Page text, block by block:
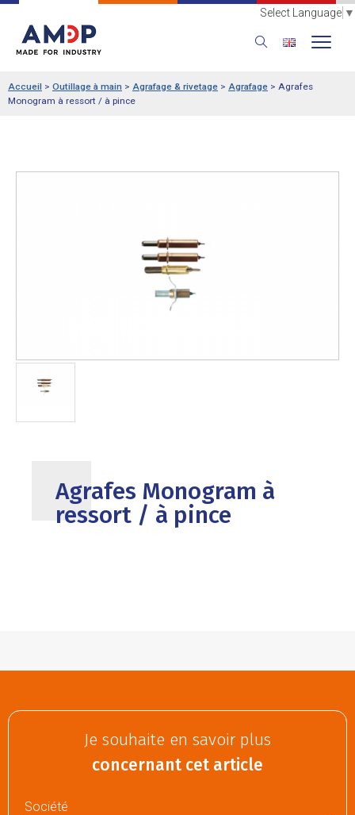
Select Language ▼
Accueil > Outillage à main > Agrafage & rivetage > Agrafage > Agrafes
Monogram à ressort / à pince
Agrafes Monogram à
ressort / à pince
Je souhaite en savoir plus
concernant cet article
Société